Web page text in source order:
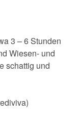
3 – 6 Stunden
Wiesen- und
schattig und